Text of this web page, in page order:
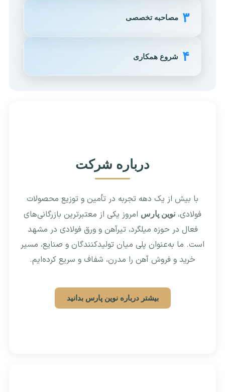
۳ مصاحبه تخصصی
۴ شروع همکاری
درباره شرکت
با بیش از یک دهه تجربه در تأمین و توزیع محصولات
فولادی، نوین پارس امروز یکی از معتبرترین بازرگانی‌های
فعال در حوزه میلگرد، تیرآهن و ورق فولادی در مشهد
است. ما به‌عنوان پلی میان تولیدکنندگان و صنایع، مسیر
خرید و فروش آهن را مدرن، شفاف و سریع کرده‌ایم.
بیشتر درباره نوین پارس بدانید